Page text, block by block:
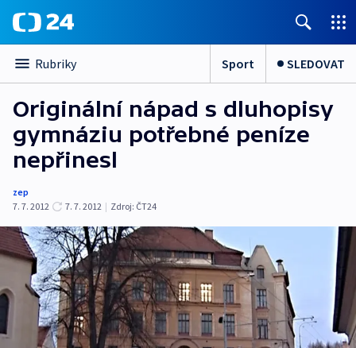
Rubriky Sport SLEDOVAT
Originální nápad s dluhopisy
gymnáziu potřebné peníze
nepřinesl
zep
7. 7. 2012
7. 7. 2012 | Zdroj: ČT24